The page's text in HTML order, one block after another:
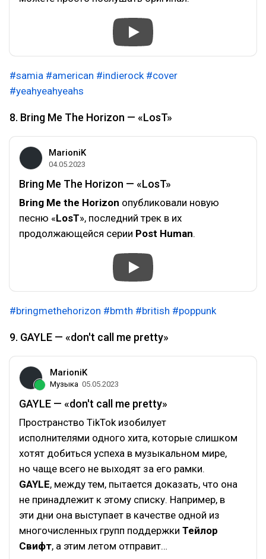
#samia #american #indierock #cover
#yeahyeahyeahs
8. Bring Me The Horizon — «LosT»
MarioniK
04.05.2023
Bring Me The Horizon — «LosT»
Bring Me the Horizon опубликовали новую
песню «LosT», последний трек в их
продолжающейся серии Post Human.
#bringmethehorizon #bmth #british #poppunk
9. GAYLE — «don't call me pretty»
MarioniK
Музыка 05.05.2023
GAYLE — «don't call me pretty»
Пространство TikTok изобилует
исполнителями одного хита, которые слишком
хотят добиться успеха в музыкальном мире,
но чаще всего не выходят за его рамки.
GAYLE, между тем, пытается доказать, что она
не принадлежит к этому списку. Например, в
эти дни она выступает в качестве одной из
многочисленных групп поддержки Тейлор
Свифт, а этим летом отправит…